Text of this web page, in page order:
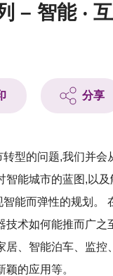
– 智能 ‧ 互
分享
型的问题,我们并会
智能城市的蓝图,以及
能而弹性的规划。
技术如何能推而广之
居、智能泊车、监控
的应用等。